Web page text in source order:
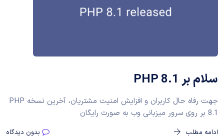
سلام بر PHP 8.1
جهت رفاه حال کاربران و افزایش امنیت مشتریان، آخرین نسخه PHP
8.1 بر روی سرور میزبانی وب به صورت رایگان
ادامه مطلب بدون دیدگاه